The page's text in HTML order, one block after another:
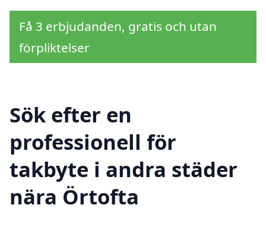
Få 3 erbjudanden, gratis och utan
förpliktelser
Sök efter en
professionell för
takbyte i andra städer
nära Örtofta